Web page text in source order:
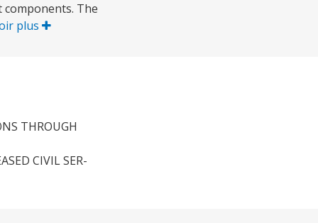
The
plus
THROUGH
CIVIL SER-